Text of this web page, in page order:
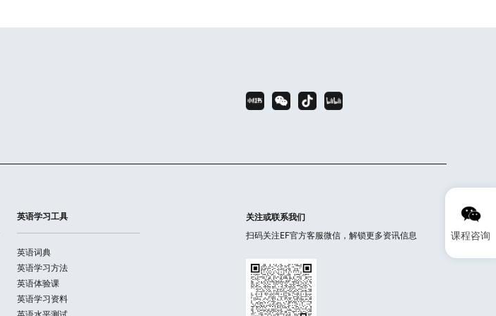
英语学习工具
英语词典
英语学习方法
英语体验课
英语学习资料
关注或联系我们
扫码关注EF官方客服微信，解锁更多资讯信息
课程咨询